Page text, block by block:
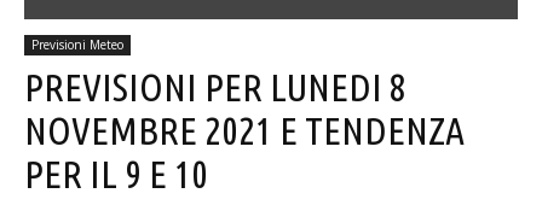
Previsioni Meteo
PREVISIONI PER LUNEDI 8
NOVEMBRE 2021 E TENDENZA
PER IL 9 E 10